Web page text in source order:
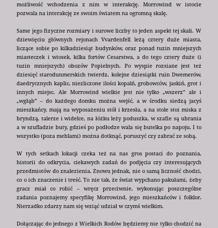
możliwość wchodzenia z nim w interakcję. Morrowind w istocie
pozwala na interakcję ze swoim światem na ogromną skalę.
Same jego fizyczne rozmiary i surowe liczby to jeden aspekt tej skali. W
dziewięciu głównych rejonach Vvardenfell leżą cztery duże miasta,
liczące sobie po kilkadziesiąt budynków, oraz ponad tuzin mniejszych
miasteczek i wiosek, kilka fortów Cesarstwa, a do tego cztery duże (i
tuzin mniejszych) obozów Popielnych. Po wyspie rozsiane jest też
dziesięć starodunmerskich twierdz, kolejne dziesiątki ruin Dwemerów,
daedrycznych kaplic, niezliczone ilości kopalń, grobowców, jaskiń, grot i
innych miejsc. Ale Morrowind wielkie jest nie tylko „wszerz” ale i
„wgłąb” – do każdego domku można wejść, a w środku siedzą jacyś
mieszkańcy, mają na wyposażeniu stół i krzesła, a na stole stoi miska z
bryndzą, talerze i widelce, na łóżku leży poduszka, w szafie są ubrania
a w szufladzie buty, gdzieś po podłodze wala się butelka po napoju. I to
wszystko (poza meblami) można dotknąć, poruszyć czy zabrać ze sobą.
W tych setkach lokacji czeka też na nas gros postaci do poznania,
historii do odkrycia, ciekawych zadań do podjęcia czy interesujących
przedmiotów do znalezienia. Znowu jednak, nie o samą liczność chodzi,
co o ich znaczenie i treść. To nie tak, że świat wypchano pakułami, żeby
gracz miał co robić – wręcz przeciwnie, wykonując poszczególne
zadania poznajemy specyfikę Morrowind, jego mieszkańców i folklor.
Nierzadko zdarzy nam się wziąć udział w czymś wielkim.
Dołączając do jednego z Wielkich Rodów będziemy nie tylko chodzić na